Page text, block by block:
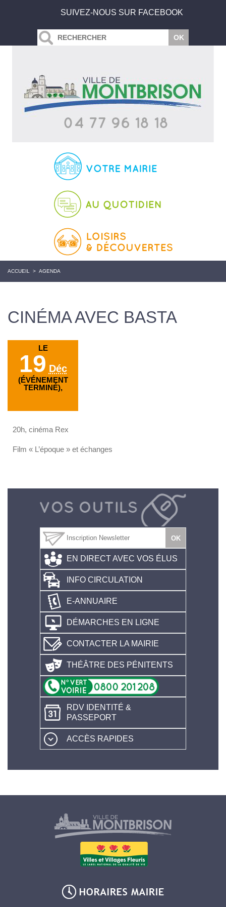
SUIVEZ-NOUS SUR FACEBOOK
ACCUEIL > AGENDA
CINÉMA AVEC BASTA
LE
19 Déc
(ÉVÉNEMENT
TERMINÉ),
20h, cinéma Rex
Film « L’époque » et échanges
EN DIRECT AVEC VOS ÉLUS
INFO CIRCULATION
E-ANNUAIRE
DÉMARCHES EN LIGNE
CONTACTER LA MAIRIE
THÉÂTRE DES PÉNITENTS
RDV IDENTITÉ &
PASSEPORT
ACCÈS RAPIDES